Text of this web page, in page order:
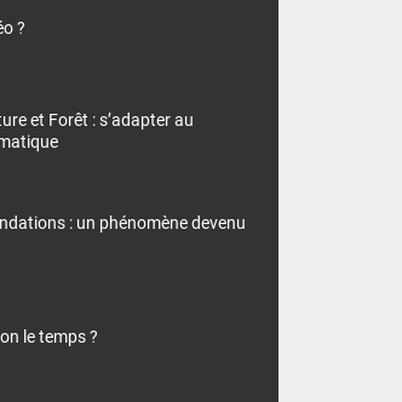
?
et Forêt : s’adapter au
: un phénomène devenu
le temps ?